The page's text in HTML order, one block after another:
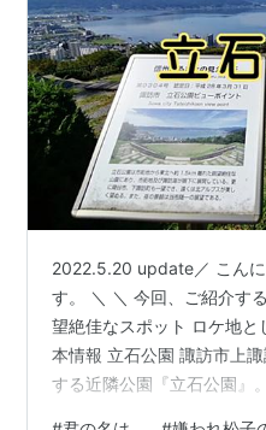
2022.5.20 update／ こん
す。 ＼ ＼ 今回、ご紹介す
望絶佳なスポット ロケ地
本情報 立石公園 諏訪市上
する近隣公園『立石公園』